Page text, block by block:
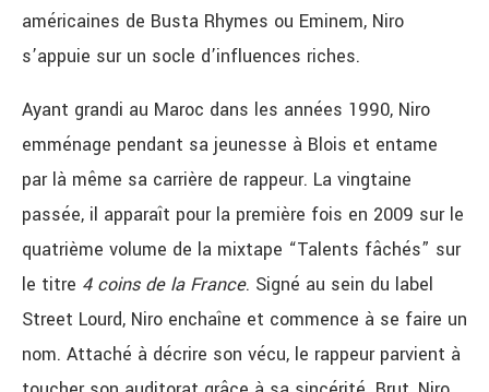
américaines de Busta Rhymes ou Eminem, Niro
s’appuie sur un socle d’influences riches.
Ayant grandi au Maroc dans les années 1990, Niro
emménage pendant sa jeunesse à Blois et entame
par là même sa carrière de rappeur. La vingtaine
passée, il apparaît pour la première fois en 2009 sur le
quatrième volume de la mixtape “Talents fâchés” sur
le titre 4 coins de la France. Signé au sein du label
Street Lourd, Niro enchaîne et commence à se faire un
nom. Attaché à décrire son vécu, le rappeur parvient à